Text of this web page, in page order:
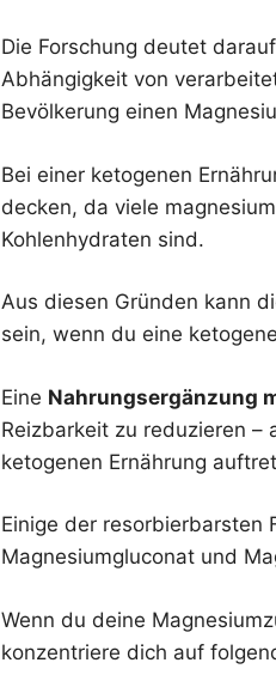
Die Forschung deutet
Abhängigkeit von
Bevölkerung einen
Bei einer ketogenen
decken, da viele
Kohlenhydraten sind.
Aus diesen Gründen kann
sein, wenn du eine
Eine Nahrungsergänzung
Reizbarkeit zu reduzieren –
ketogenen Ernährung
Einige der resorbierbarsten
Magnesiumgluconat und
Wenn du deine
konzentriere dich auf